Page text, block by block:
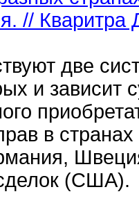
//
две
и зависит
в
(США).